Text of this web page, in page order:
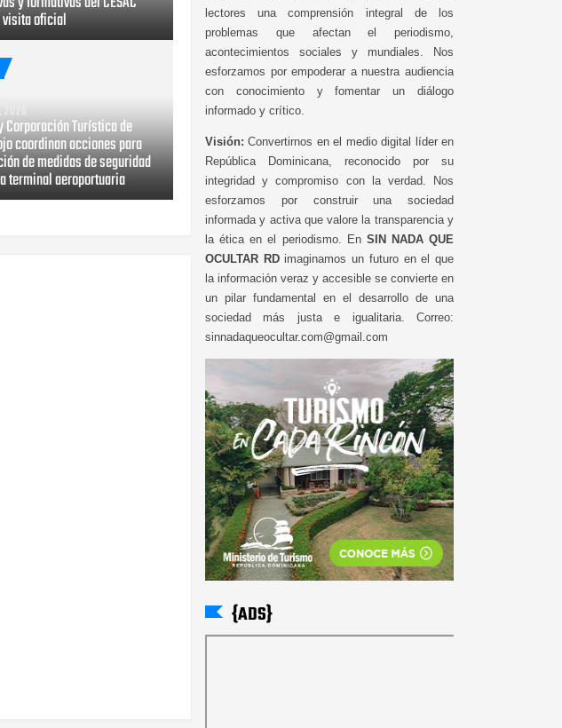
oficial
2026
Corporación Turística de
coordinan acciones para
de medidas de seguridad
terminal aeroportuaria
lectores una comprensión integral de los
problemas que afectan el periodismo,
acontecimientos sociales y mundiales. Nos
esforzamos por empoderar a nuestra audiencia
con conocimiento y fomentar un diálogo
informado y crítico.
Visión: Convertirnos en el medio digital líder en
República Dominicana, reconocido por su
integridad y compromiso con la verdad. Nos
esforzamos por construir una sociedad
informada y activa que valore la transparencia y
la ética en el periodismo. En SIN NADA QUE
OCULTAR RDimaginamos un futuro en el que
la información veraz y accesible se convierte en
un pilar fundamental en el desarrollo de una
sociedad más justa e igualitaria. Correo:
sinnadaqueocultar.com@gmail.com
{ADS}